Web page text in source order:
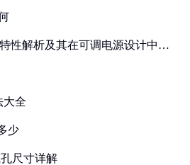
性解析及其在可调电源设计中的
大全
少
尺寸详解